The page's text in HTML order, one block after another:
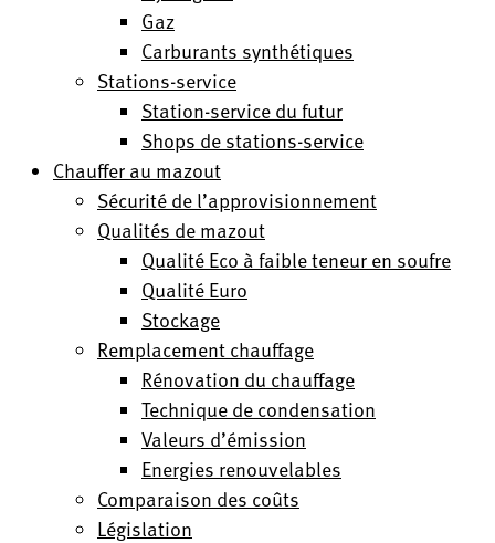
Gaz
Carburants synthétiques
Stations-service
Station-service du futur
Shops de stations-service
Chauffer au mazout
Sécurité de l’approvisionnement
Qualités de mazout
Qualité Eco à faible teneur en soufre
Qualité Euro
Stockage
Remplacement chauffage
Rénovation du chauffage
Technique de condensation
Valeurs d’émission
Energies renouvelables
Comparaison des coûts
Législation